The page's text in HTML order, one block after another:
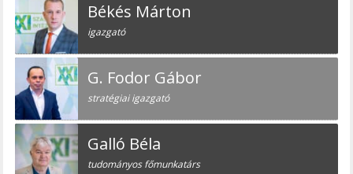
Békés Márton
igazgató
G. Fodor Gábor
stratégiai igazgató
Galló Béla
tudományos főmunkatárs